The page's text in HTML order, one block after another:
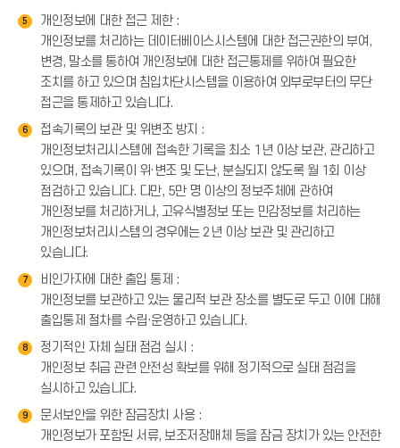
5
개인정보에 대한 접근 제한 :
개인정보를 처리하는 데이터베이스시스템에 대한 접근권한의 부여,
변경, 말소를 통하여 개인정보에 대한 접근통제를 위하여 필요한
조치를 하고 있으며 침입차단시스템을 이용하여 외부로부터의 무단
접근을 통제하고 있습니다.
6
접속기록의 보관 및 위변조 방지 :
개인정보처리시스템에 접속한 기록을 최소 1년 이상 보관, 관리하고
있으며, 접속기록이 위·변조 및 도난, 분실되지 않도록 월 1회 이상
점검하고 있습니다. 다만, 5만 명 이상의 정보주체에 관하여
개인정보를 처리하거나, 고유식별정보 또는 민감정보를 처리하는
개인정보처리시스템의 경우에는 2년 이상 보관 및 관리하고
있습니다.
7
비인가자에 대한 출입 통제 :
개인정보를 보관하고 있는 물리적 보관 장소를 별도로 두고 이에 대해
출입통제 절차를 수립·운영하고 있습니다.
8
정기적인 자체 실태 점검 실시 :
개인정보 취급 관련 안전성 확보를 위해 정기적으로 실태 점검을
실시하고 있습니다.
9
문서보안을 위한 잠금장치 사용 :
개인정보가 포함된 서류, 보조저장매체 등을 잠금 장치가 있는 안전한